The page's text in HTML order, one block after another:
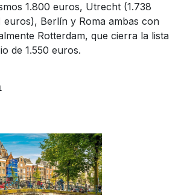
1.800 euros, Utrecht (1.738
euros), Berlín y Roma ambas con
Rotterdam, que cierra la lista
de 1.550 euros.